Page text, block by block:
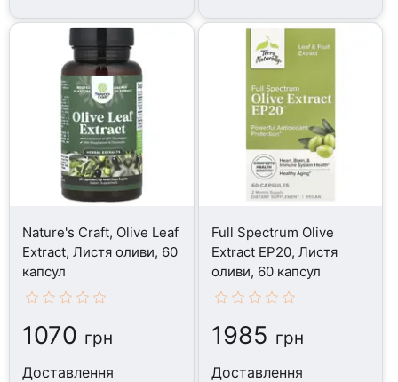
Nature's Craft, Olive Leaf
Extract, Листя оливи, 60
капсул
1070 грн
Доставлення
Full Spectrum Olive
Extract EP20, Листя
оливи, 60 капсул
1985 грн
Доставлення